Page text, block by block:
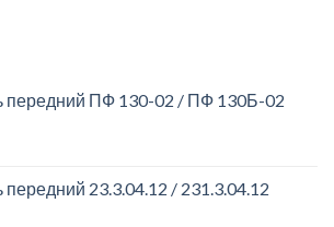
передний ПФ 130-02 / ПФ 130Б-02
23.3.04.12 / 231.3.04.12